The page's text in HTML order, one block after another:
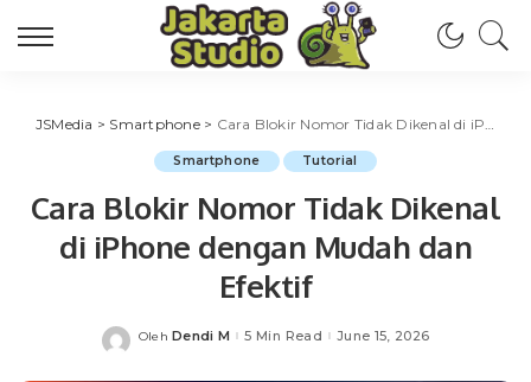
JSMedia > Smartphone> Cara Blokir Nomor Tidak Dikenal di iPhone dengan Mudah dan Efektif
Smartphone Tutorial
Cara Blokir Nomor Tidak Dikenal
di iPhone dengan Mudah dan
Efektif
Posted
Oleh Dendi M 5 Min Read June 15, 2026